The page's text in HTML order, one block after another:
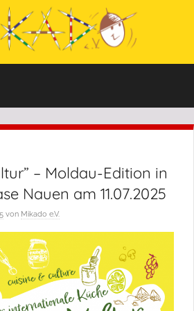
– Moldau-Edition in
Nauen am 11.07.2025
von Mikado e.V.